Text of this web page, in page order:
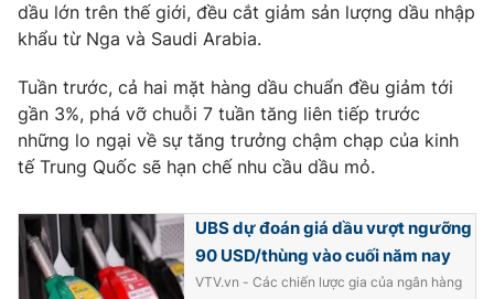
Theo dõi báo trên
Cơ quan chủ quản:Đài Truyền hình Việt Nam
Cơ quan báo chí:Thời báo VTV
Giấy phép hoạt động báo in và báo điện tử số 483/GP-BTTTT
cấp ngày 29/12/2023
Phó Tổng Biên tập:Nguyễn Thị Mỹ Hạnh, Phạm Quốc Thắng,
Nguyễn Trọng Ninh
Tổng đài VTV:024.38 355 931 - 024.38 355 932
dầu lớn trên thế giới, đều cắt giảm sản lượng dầu nhập
khẩu từ Nga và Saudi Arabia.
Tuần trước, cả hai mặt hàng dầu chuẩn đều giảm tới
gần 3%, phá vỡ chuỗi 7 tuần tăng liên tiếp trước
những lo ngại về sự tăng trưởng chậm chạp của kinh
tế Trung Quốc sẽ hạn chế nhu cầu dầu mỏ.
UBS dự đoán giá dầu vượt ngưỡng
90 USD/thùng vào cuối năm nay
VTV.vn - Các chiến lược gia của ngân hàng